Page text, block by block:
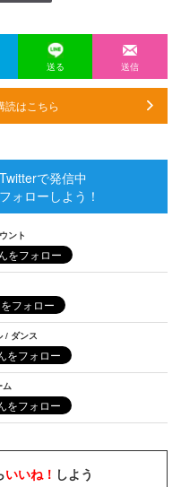
送る 送信
はこちら
で発信中
ォローしよう！
ント
/ ダンス
ム
いいね！ しよう